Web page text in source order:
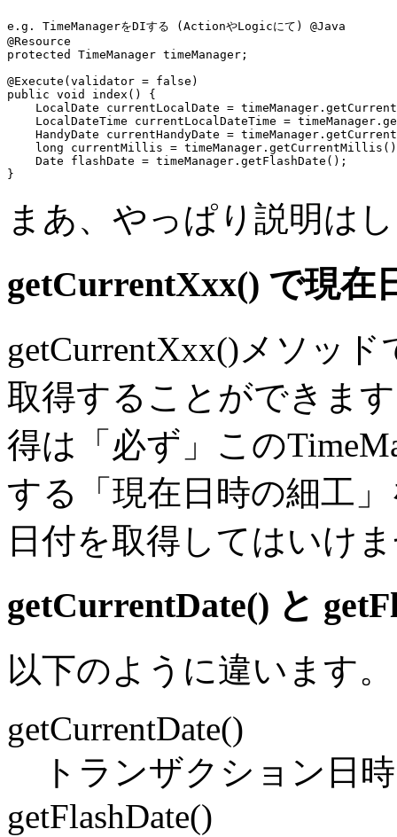
e.g. TimeManagerをDIする (ActionやLogicにて) @Java
@Resource
protected
TimeManager timeManager ;
public void
index() {
    LocalDate currentLocalDate =
timeManager .
    LocalDateTime currentLocalDateTime =
timeManager
    HandyDate currentHandyDate =
timeManager
    long currentMillis =
timeManager
    Date flashDate =
timeManager .getFlashDate();
まあ、やっぱり説明は
getCurrentXxx() で現在
getCurrentXxx()メソッ
取得することができま
得は「必ず」この
する「現在日時の細工
日付を取得してはいけ
getCurrentDate() と
以下のように違います。
getCurrentDate()
トランザクション日
getFlashDate()